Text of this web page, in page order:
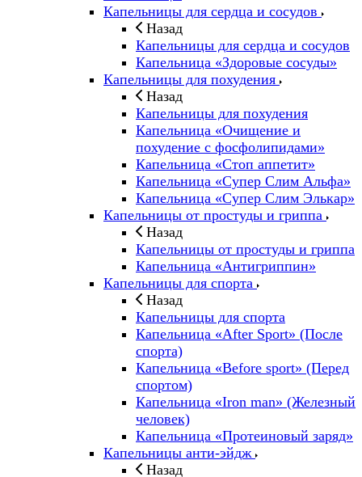
Капельницы для сердца и сосудов
Назад
Капельницы для сердца и сосудов
Капельница «Здоровые сосуды»
Капельницы для похудения
Назад
Капельницы для похудения
Капельница «Очищение и
похудение с фосфолипидами»
Капельница «Стоп аппетит»
Капельница «Супер Слим Альфа»
Капельница «Супер Слим Элькар»
Капельницы от простуды и гриппа
Назад
Капельницы от простуды и гриппа
Капельница «Антигриппин»
Капельницы для спорта
Назад
Капельницы для спорта
Капельница «After Sport» (После
спорта)
Капельница «Before sport» (Перед
спортом)
Капельница «Iron man» (Железный
человек)
Капельница «Протеиновый заряд»
Капельницы анти-эйдж
Назад